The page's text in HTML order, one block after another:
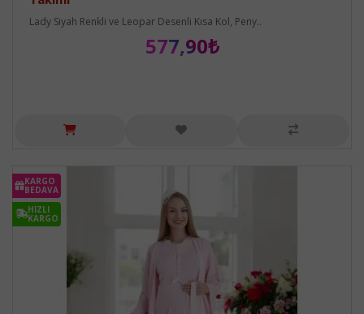
Lady Siyah Renkli ve Leopar Desenli Kısa Kol, Peny..
577,90₺
KARGO
BEDAVA
HIZLI
KARGO